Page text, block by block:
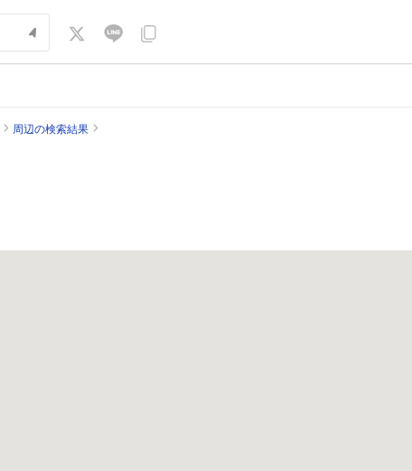
周辺の検索結果